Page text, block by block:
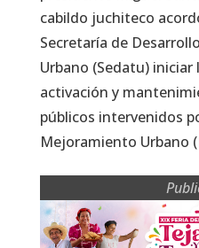
cabildo juchiteco
Secretaría de
Urbano (Sedatu) iniciar
activación y
públicos intervenidos
Mejoramiento Urbano